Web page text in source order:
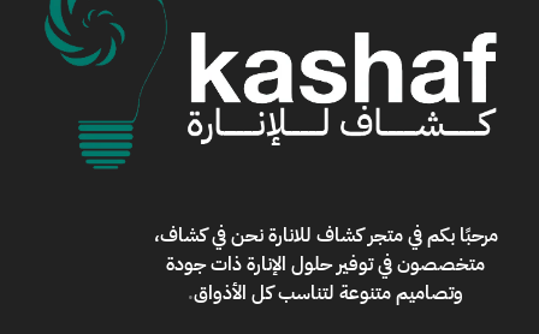
مرحبًا بكم فيمتجر كشاف للانارةنحن في كشاف،
متخصصون في توفير حلول الإنارة ذات جودة
وتصاميم متنوعة لتناسب كل الأذواق.